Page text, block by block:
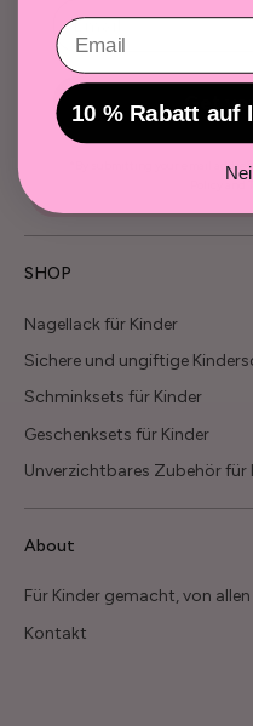
Get
*By submitting your email
SHOP
Nagellack für Kinder
Sichere und ungiftige
Schminksets für Kinder
Geschenksets für Kinder
Unverzichtbares Zubehör für
About
Für Kinder gemacht, von
Kontakt
Email
10 % Rabatt auf